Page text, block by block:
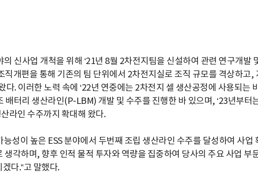
신사업 개척을 위해 ‘21년 8월 2차전지팀을 신설하여 관련 연구개발
직개편을 통해 기존의 팀 단위에서 2차전지실로 조직 규모를 격상하고,
다. 이러한 노력 속에 ‘22년 연중에는 2차전지 셀 생산공정에 사용되는
배터리 생산라인(P-LBM) 개발 및 수주를 진행한 바 있으며, ‘23년부터
라인 수주까지 확대해 왔다.
성이 높은 ESS 분야에서 두번째 조립 생산라인 수주를 달성하여 사업
생각하며, 향후 인적 물적 투자와 역량을 집중하여 당사의 주요 사업 부
다.”고 말했다.